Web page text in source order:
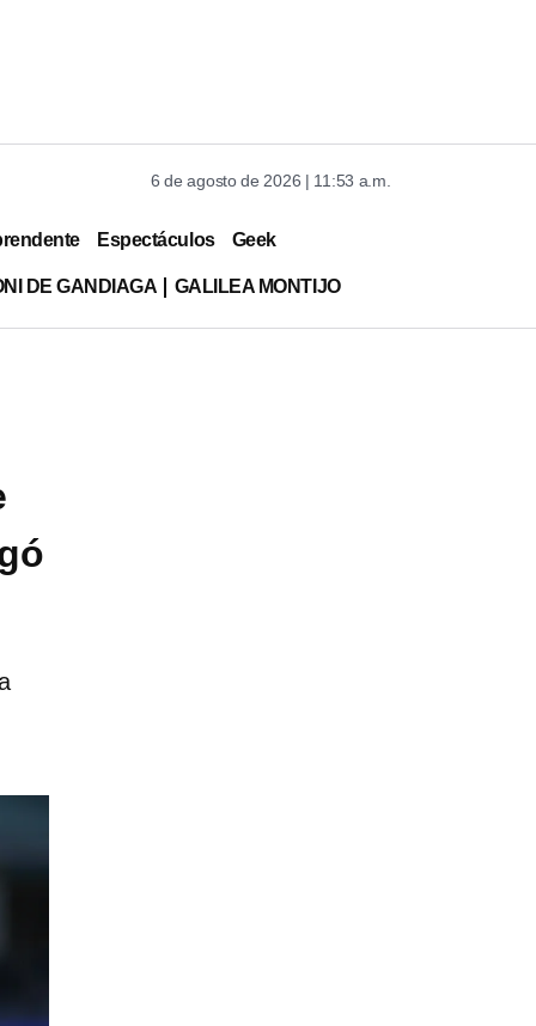
6 de agosto de 2026 | 11:53 a.m.
Espectáculos Geek
DE GANDIAGA GALILEA MONTIJO